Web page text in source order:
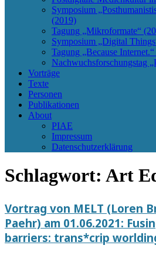
Symposium
(2019)
Tagung „Mikroformate“
Symposium „Digital
Tagung „Because
Nachwuchsforschungstag
Vorträge
Texte
Personen
Publikationen
About
PIAE
Impressum
Datenschutzerklärung
Schlagwort: Art
Vortrag von MELT (Loren
Paehr) am 01.06.2021:
barriers: trans*crip